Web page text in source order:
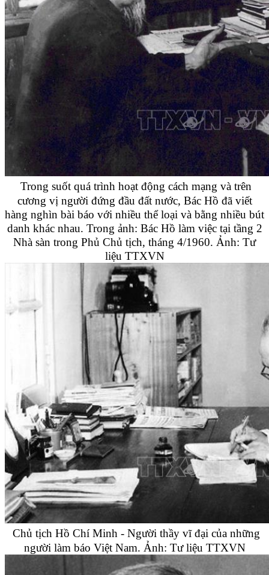
Trong suốt quá trình hoạt động cách mạng và trên
cương vị người đứng đầu đất nước, Bác Hồ đã viết
hàng nghìn bài báo với nhiều thể loại và bằng nhiều bút
danh khác nhau. Trong ảnh: Bác Hồ làm việc tại tầng 2
Nhà sàn trong Phủ Chủ tịch, tháng 4/1960. Ảnh: Tư
liệu TTXVN
Chủ tịch Hồ Chí Minh - Người thầy vĩ đại của những
người làm báo Việt Nam. Ảnh: Tư liệu TTXVN